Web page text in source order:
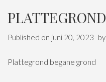
PLATTEGROND
Published on juni 20, 2023 by
Plattegrond begane grond